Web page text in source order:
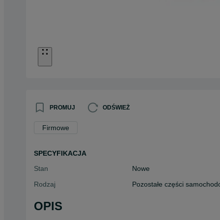
PROMUJ ODŚWIEŻ
Firmowe
SPECYFIKACJA
Stan
Nowe
Rodzaj
Pozostałe części
OPIS